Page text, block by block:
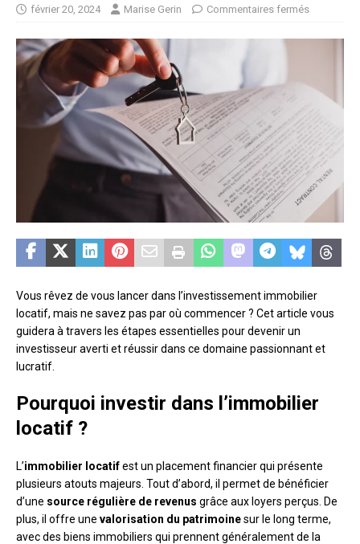
février 20, 2024 Marise Gerin Commentaires fermés
Vous rêvez de vous lancer dans l’investissement immobilier
locatif, mais ne savez pas par où commencer ? Cet article vous
guidera à travers les étapes essentielles pour devenir un
investisseur averti et réussir dans ce domaine passionnant et
lucratif.
Pourquoi investir dans l’immobilier
locatif ?
L’immobilier locatifest un placement financier qui présente
plusieurs atouts majeurs. Tout d’abord, il permet de bénéficier
d’une source régulière de revenus grâce aux loyers perçus. De
plus, il offre une valorisation du patrimoinesur le long terme,
avec des biens immobiliers qui prennent généralement de la